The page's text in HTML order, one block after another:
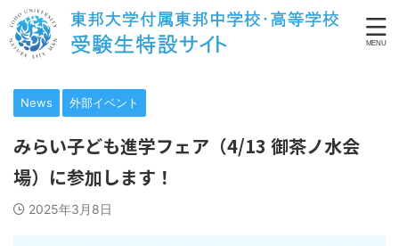
News 外部イベント
みらい子ども進学フェア（4/13 御茶ノ水会
場）に参加します！
2025年3月8日